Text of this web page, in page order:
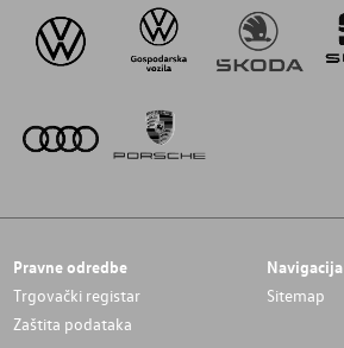
Pravne odredbe
Trgovački registar
Zaštita podataka
Navigacija
Sitemap